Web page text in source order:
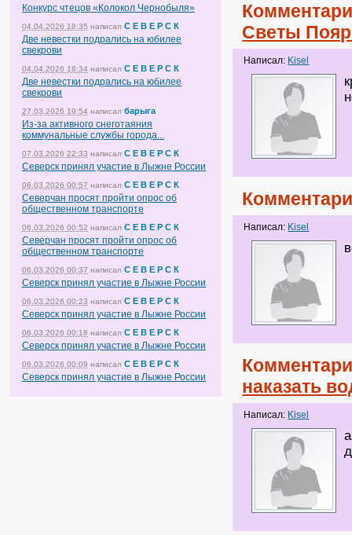
Конкурс чтецов «Колокол Чернобыля»
04.04.2026 18:35 написал С Е В Е Р С К
Две невестки подрались на юбилее
свекрови
04.04.2026 18:34 написал С Е В Е Р С К
Две невестки подрались на юбилее
свекрови
27.03.2026 19:54 написал барыга
Из-за активного снеготаяния
коммунальные службы города...
07.03.2026 22:33 написал С Е В Е Р С К
Северск принял участие в Лыжне России
06.03.2026 00:57 написал С Е В Е Р С К
Северчан просят пройти опрос об
общественном транспорте
06.03.2026 00:52 написал С Е В Е Р С К
Северчан просят пройти опрос об
общественном транспорте
06.03.2026 00:37 написал С Е В Е Р С К
Северск принял участие в Лыжне России
06.03.2026 00:23 написал С Е В Е Р С К
Северск принял участие в Лыжне России
06.03.2026 00:18 написал С Е В Е Р С К
Северск принял участие в Лыжне России
06.03.2026 00:09 написал С Е В Е Р С К
Северск принял участие в Лыжне России
Светы
Написал: Kisel
Написал: Kisel
наказать
Написал: Kisel